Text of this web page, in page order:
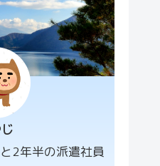
ー
2年半の派遣社員